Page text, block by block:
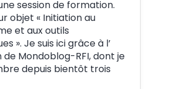
session de formation.
objet « Initiation au
et aux outils
». Je suis ici grâce à l’
Mondoblog-RFI, dont je
depuis bientôt trois